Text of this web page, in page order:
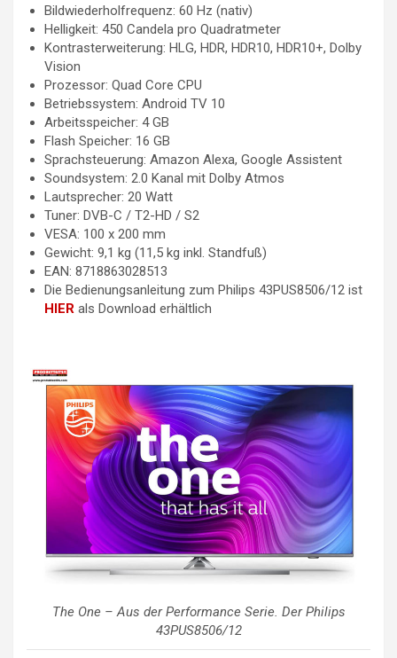
Bildwiederholfrequenz: 60 Hz (nativ)
Helligkeit: 450 Candela pro Quadratmeter
Kontrasterweiterung: HLG, HDR, HDR10, HDR10+, Dolby
Vision
Prozessor: Quad Core CPU
Betriebssystem: Android TV 10
Arbeitsspeicher: 4 GB
Flash Speicher: 16 GB
Sprachsteuerung: Amazon Alexa, Google Assistent
Soundsystem: 2.0 Kanal mit Dolby Atmos
Lautsprecher: 20 Watt
Tuner: DVB-C / T2-HD / S2
VESA: 100 x 200 mm
Gewicht: 9,1 kg (11,5 kg inkl. Standfuß)
EAN: 8718863028513
Die Bedienungsanleitung zum Philips 43PUS8506/12 ist
HIER als Download erhältlich
The One – Aus der Performance Serie. Der Philips
43PUS8506/12